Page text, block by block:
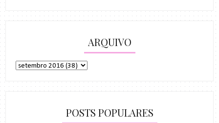
ARQUIVO
POSTS POPULARES